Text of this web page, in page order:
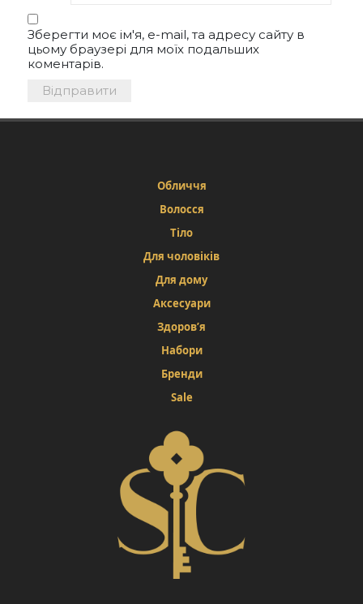
Зберегти моє ім'я, e-mail, та адресу сайту в
цьому браузері для моїх подальших
коментарів.
Обличчя
Волосся
Тіло
Для чоловіків
Для дому
Аксесуари
Здоров’я
Набори
Бренди
Sale